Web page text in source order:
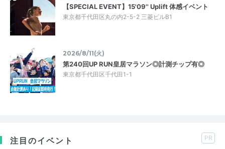
【SPECIAL EVENT】15'09'' Uplift 体感イベント
東京都千代田区丸の内2-5-2 三菱ビルB1
2026/8/11(火)
第240回UP RUN皇居マラソン◎計測チップ有◎
東京都千代田区千代田1-1
注目のイベント PR